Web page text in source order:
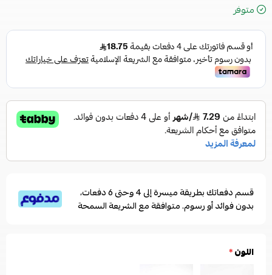
متوفر
قسم دفعاتك بطريقة ميسرة إلى 4 وحتى 6 دفعات،
بدون فوائد أو رسوم. متوافقة مع الشريعة السمحة
اللون*